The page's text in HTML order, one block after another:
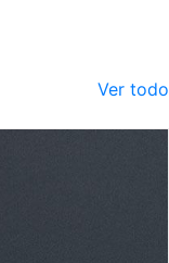
Ver todo